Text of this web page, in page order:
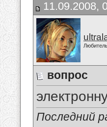
11.09.2008,
вопрос
Последний